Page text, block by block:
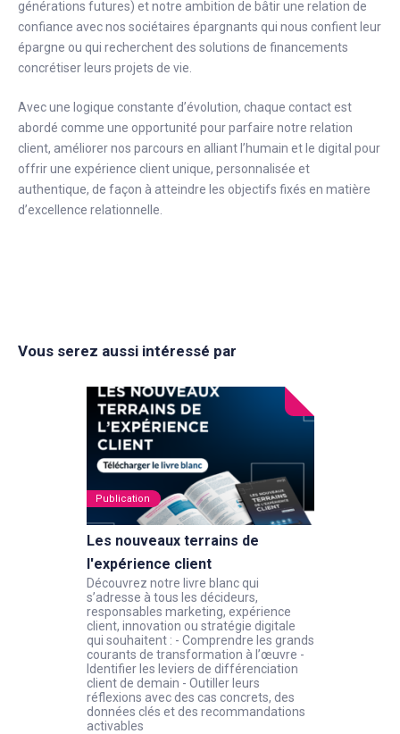
générations futures) et notre ambition de bâtir une relation de
confiance avec nos sociétaires épargnants qui nous confient leur
épargne ou qui recherchent des solutions de financements
concrétiser leurs projets de vie.
Avec une logique constante d’évolution, chaque contact est
abordé comme une opportunité pour parfaire notre relation
client, améliorer nos parcours en alliant l’humain et le digital pour
offrir une expérience client unique, personnalisée et
authentique, de façon à atteindre les objectifs fixés en matière
d’excellence relationnelle.
Vous serez aussi intéressé par
Publication
Les nouveaux terrains de
l'expérience client
Découvrez notre livre blanc qui
s’adresse à tous les décideurs,
responsables marketing, expérience
client, innovation ou stratégie digitale
qui souhaitent : - Comprendre les grands
courants de transformation à l’œuvre -
Identifier les leviers de différenciation
client de demain - Outiller leurs
réflexions avec des cas concrets, des
données clés et des recommandations
activables